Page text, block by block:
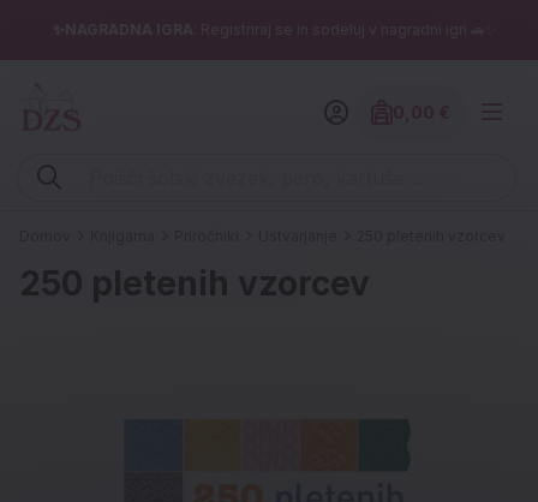
✨NAGRADNA IGRA : Registriraj se in sodeluj v nagradni igri 🚗✨
Vpišite iskalni niz (šolski zvezek, pero, kartuše ...)
250 pletenih vzorcev